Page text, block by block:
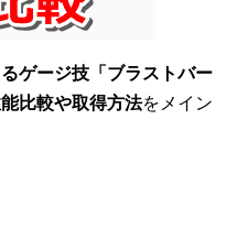
ゲージ技「ブラストバー
比較や取得方法をメイン